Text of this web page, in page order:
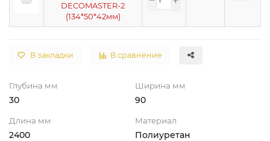
DECOMASTER-2
(134*50*42мм)
В закладки В сравнение
Глубина мм
30
Ширина мм
90
Длина мм
2400
Материал
Полиуретан